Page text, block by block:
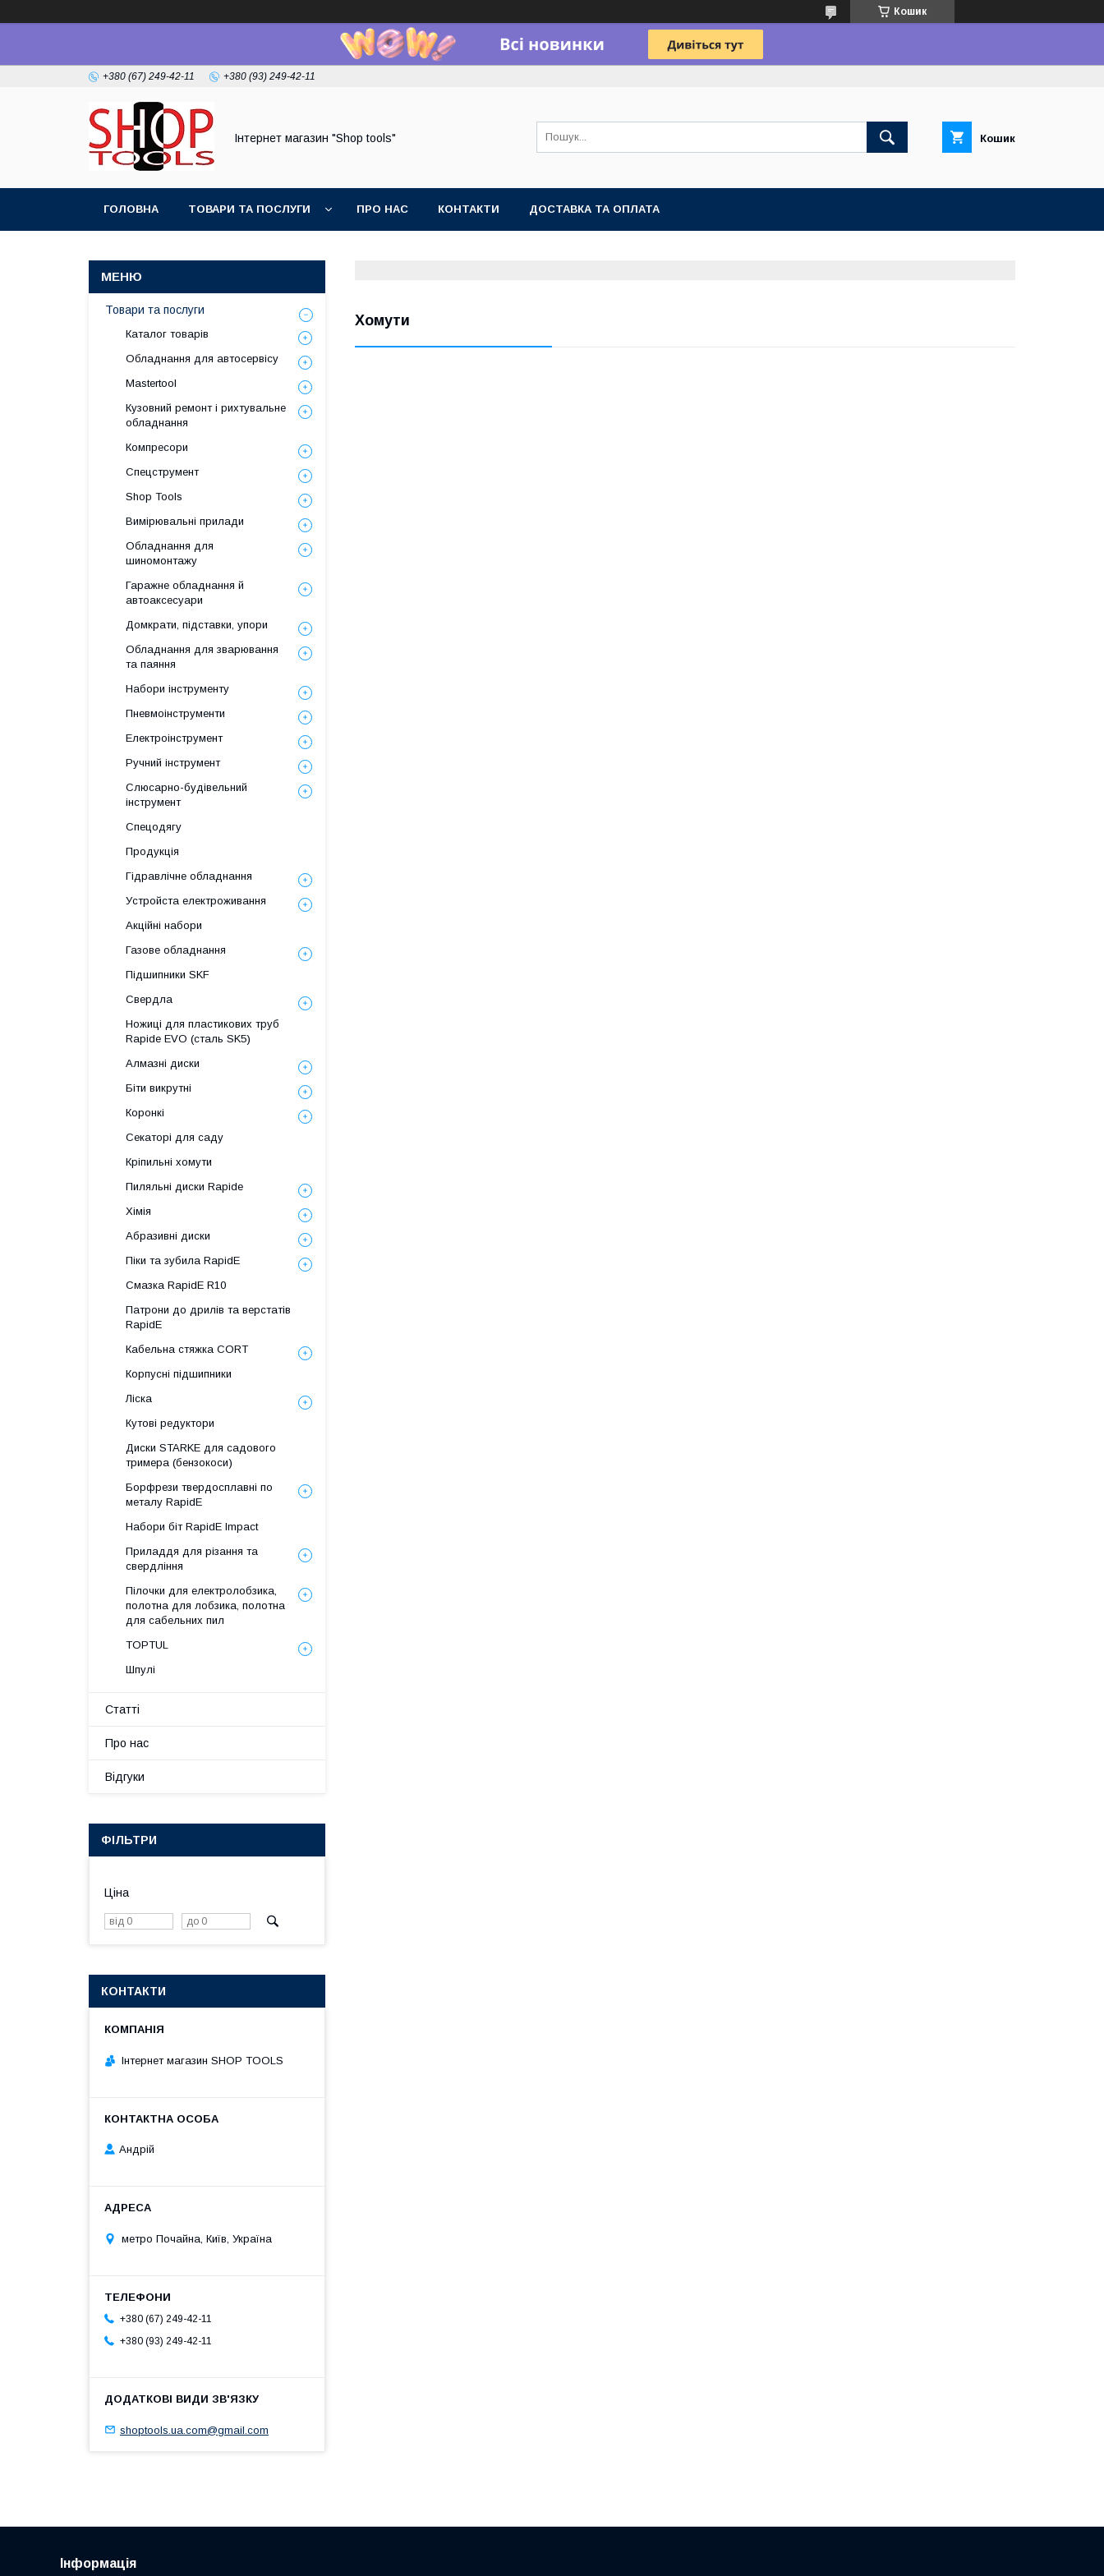
Кошик
+380 (67) 249-42-11 +380 (93) 249-42-11
Інтернет магазин "Shop tools" Кошик
ГОЛОВНА ТОВАРИ ТА ПОСЛУГИ ПРО НАС КОНТАКТИ ДОСТАВКА ТА ОПЛАТА
Хомути
Товари та послуги
Каталог товарів
Обладнання для автосервісу
Mastertool
Кузовний ремонт і рихтувальне
обладнання
Компресори
Спецструмент
Shop Tools
Вимірювальні прилади
Обладнання для
шиномонтажу
Гаражне обладнання й
автоаксесуари
Домкрати, підставки, упори
Обладнання для зварювання
та паяння
Набори інструменту
Пневмоінструменти
Електроінструмент
Ручний інструмент
Слюсарно-будівельний
інструмент
Спецодягу
Продукція
Гідравлічне обладнання
Уcтpoйстa елeктpoживання
Акційні набори
Газове обладнання
Підшипники SKF
Свердла
Ножиці для пластикових труб
Rapide EVO (сталь SK5)
Алмазні диски
Біти викрутні
Коронкі
Секаторі для саду
Кріпильні хомути
Пиляльні диски Rapide
Хімія
Абразивні диски
Піки та зубила RapidE
Смазка RapidE R10
Патрони до дрилів та верстатів
RapidE
Кабельна стяжка СORT
Корпусні підшипники
Ліска
Кутові редуктори
Диски STARKE для садового
тримера (бензокоси)
Борфрези твердосплавні по
металу RapidE
Набори біт RapidE Impact
Приладдя для різання та
свердління
Пілочки для електролобзика,
полотна для лобзика, полотна
для сабельних пил
TOPTUL
Шпулі
Статті
Про нас
Відгуки
ФІЛЬТРИ
Ціна
КОНТАКТИ
Інтернет магазин SHOP TOOLS
Андрій
метро Почайна, Київ, Україна
+380 (67) 249-42-11
+380 (93) 249-42-11
shoptools.ua.com@gmail.com
Інформація